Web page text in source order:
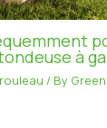
tondeuse à
/ By